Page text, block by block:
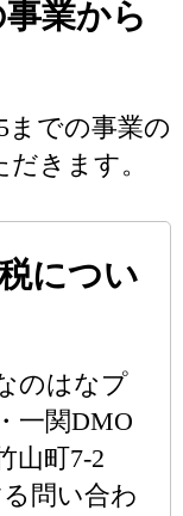
業から
までの事業の
きます。
につい
のはなプ
関DMO
山町7-2
問い合わ